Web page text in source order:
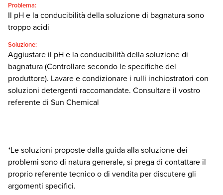
Problema:
Il pH e la conducibilità della soluzione di bagnatura sono
troppo acidi
Soluzione:
Aggiustare il pH e la conducibilità della soluzione di
bagnatura (Controllare secondo le specifiche del
produttore). Lavare e condizionare i rulli inchiostratori con
soluzioni detergenti raccomandate. Consultare il vostro
referente di Sun Chemical
*Le soluzioni proposte dalla guida alla soluzione dei
problemi sono di natura generale, si prega di contattare il
proprio referente tecnico o di vendita per discutere gli
argomenti specifici.